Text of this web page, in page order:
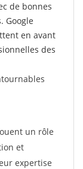
de bonnes
Google
en avant
des
un rôle
et
expertise